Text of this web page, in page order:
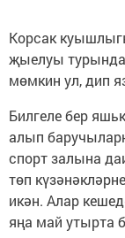
Корсак
җыелуы
мөмкин ул, дип
Билгеле бер
алып
спорт залына
төп
икән. Алар
яңа май утырта